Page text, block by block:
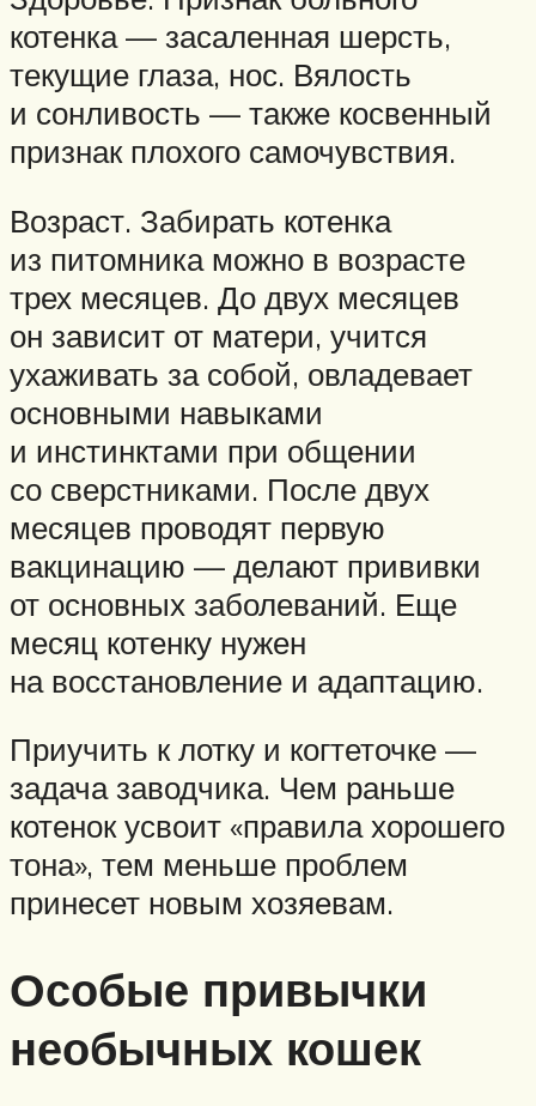
котенка — засаленная шерсть,
текущие глаза, нос. Вялость
и сонливость — также косвенный
признак плохого самочувствия.
Возраст. Забирать котенка
из питомника можно в возрасте
трех месяцев. До двух месяцев
он зависит от матери, учится
ухаживать за собой, овладевает
основными навыками
и инстинктами при общении
со сверстниками. После двух
месяцев проводят первую
вакцинацию — делают прививки
от основных заболеваний. Еще
месяц котенку нужен
на восстановление и адаптацию.
Приучить к лотку и когтеточке —
задача заводчика. Чем раньше
котенок усвоит «правила хорошего
тона», тем меньше проблем
принесет новым хозяевам.
Особые привычки
необычных кошек